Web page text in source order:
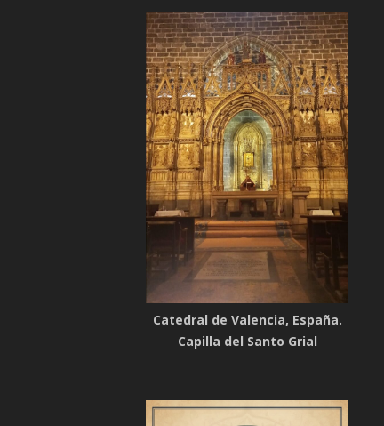
Catedral de Valencia, España.
Capilla del Santo Grial